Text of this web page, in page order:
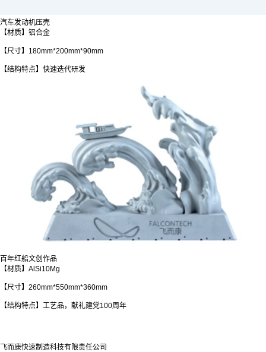
汽车发动机压壳
【材质】铝合金
【尺寸】180mm*200mm*90mm
【结构特点】快速迭代研发
百年红船文创作品
【材质】AlSi10Mg
【尺寸】260mm*550mm*360mm
【结构特点】工艺品，献礼建党100周年
飞而康快速制造科技有限责任公司